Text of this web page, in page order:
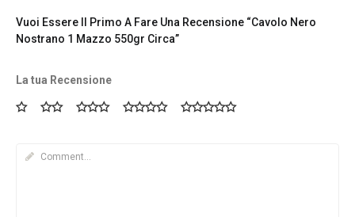
Vuoi Essere Il Primo A Fare Una Recensione “Cavolo Nero
Nostrano 1 Mazzo 550gr Circa”
La tua Recensione